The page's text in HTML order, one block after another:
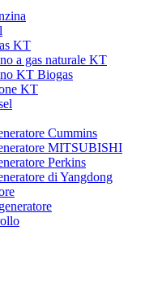
KT
a gas naturale KT
KT Biogas
KT
Cummins
MITSUBISHI
Perkins
di Yangdong